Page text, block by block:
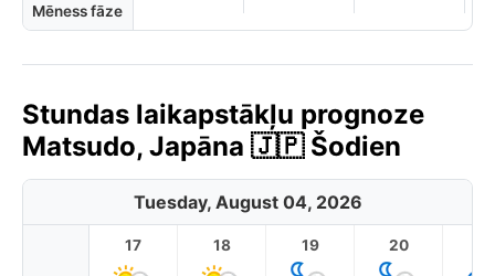
Mēness fāze
Stundas laikapstākļu prognoze
Matsudo, Japāna 🇯🇵 Šodien
Tuesday, August 04, 2026
17 18 19 20